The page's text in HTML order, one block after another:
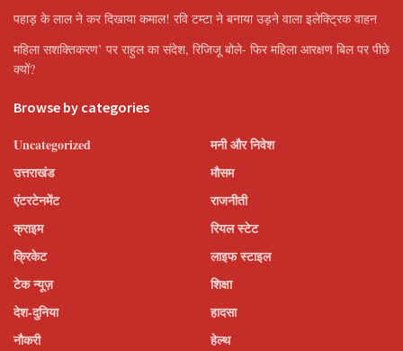
पहाड़ के लाल ने कर दिखाया कमाल! रवि टम्टा ने बनाया उड़ने वाला इलेक्ट्रिक वाहन
महिला सशक्तिकरण’ पर राहुल का संदेश, रिजिजू बोले- फिर महिला आरक्षण बिल पर पीछे
क्यों?
Browse by categories
Uncategorized
उत्तराखंड
एंटरटेनमेंट
क्राइम
क्रिकेट
टेक न्यूज़
देश-दुनिया
नौकरी
मनी और निवेश
मौसम
राजनीती
रियल स्टेट
लाइफ स्टाइल
शिक्षा
हादसा
हेल्थ